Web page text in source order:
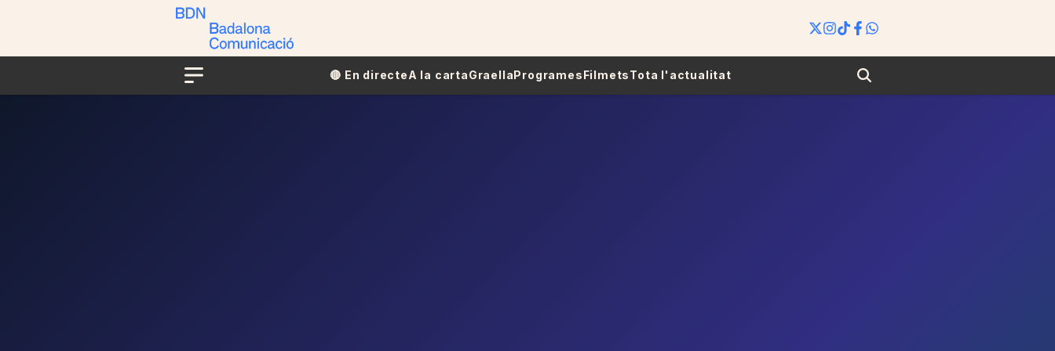
Menu
🔴​​ En directeA la cartaGraellaProgramesFilmetsTota l'actualitat Search